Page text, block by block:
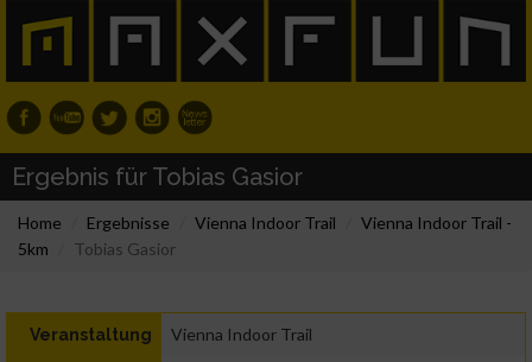
Ergebnis für Tobias Gasior
Home Ergebnisse Vienna Indoor Trail
Vienna Indoor Trail -
5km
Tobias Gasior
Veranstaltung Vienna Indoor Trail